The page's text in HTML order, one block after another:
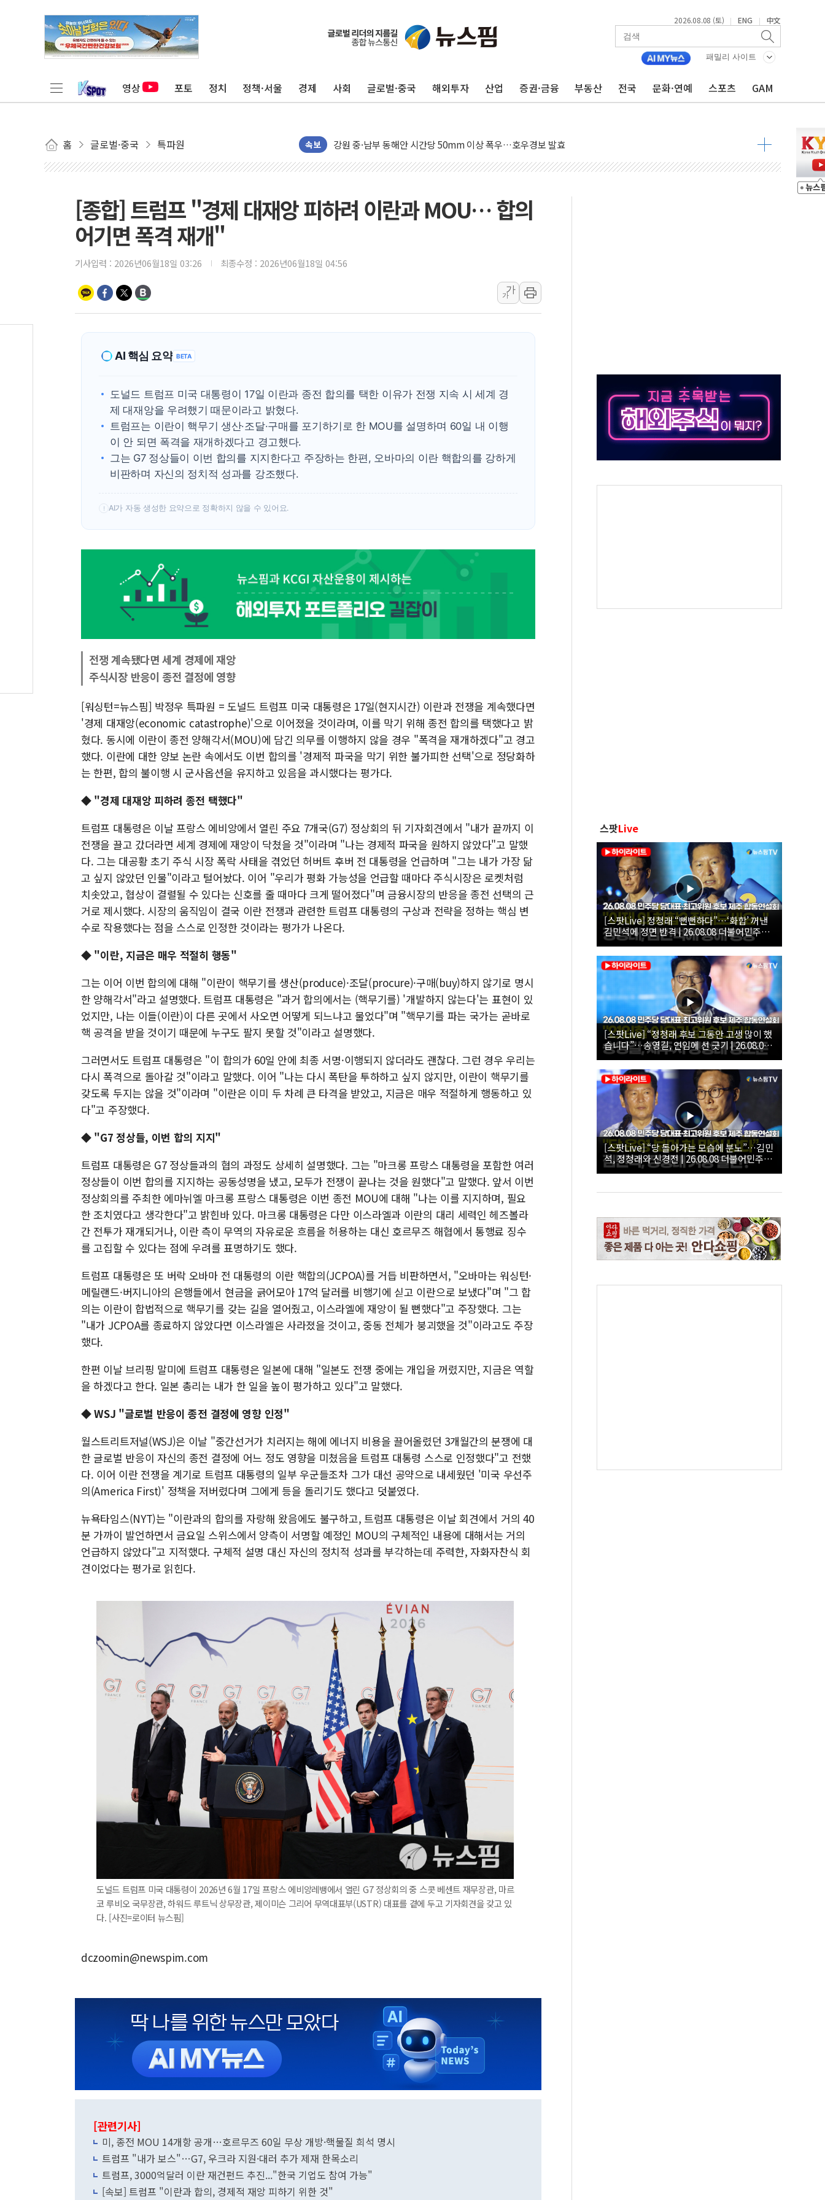
2026.08.08 (토) | ENG | 中文
패밀리 사이트
영상 포토 정치 정책·서울 경제 사회 글로벌·중국 해외투자 산업 증권·금융 부동산 전국 문화·연예 스포츠 GAM
홈 글로벌·중국 특파원 속보
동해중부 전 해상 풍랑주의보…10일까지 최대 3.5m 높은 물결
연일 폭염에 온열질환 사망 23명…정부, 비상대응기구 가동
인제 용대리 계곡서 수위 상승으로 피서객 7명 고립…전원 구조
동해시, 11~14일 '별똥별 멍' 운영…페르세우스 유성우 관측
청양 밭에서 일하던 90대 숨져…온열질환 여부 조사
폭염에 車 운전면허 기능시험 오전 집중 편성…체감온도 38도 넘으면 중단
'호우 특보' 경북 울진 시간당 20~30mm 강한 비...가뭄 해소될 듯
주말 무더위·열대야 지속…내륙 곳곳 소나기
한상협, 업계 개인정보 보안 새판 짠다…'자율규제단체' 타진
민주당, 오늘 제주·인천 경선 발표...김민석 '재역전' vs 정청래 '격차 확대'
[종합] 트럼프 "경제 대재앙 피하려 이란과 MOU… 합의
어기면 폭격 재개"
기사입력 : 2026년06월18일 03:26 최종수정 : 2026년06월18일 04:56
가
가
AI 핵심 요약 BETA
도널드 트럼프 미국 대통령이 17일 이란과 종전 합의를 택한 이유가 전쟁 지속 시 세계 경
제 대재앙을 우려했기 때문이라고 밝혔다.
트럼프는 이란이 핵무기 생산·조달·구매를 포기하기로 한 MOU를 설명하며 60일 내 이행
이 안 되면 폭격을 재개하겠다고 경고했다.
그는 G7 정상들이 이번 합의를 지지한다고 주장하는 한편, 오바마의 이란 핵합의를 강하게
비판하며 자신의 정치적 성과를 강조했다.
! AI가 자동 생성한 요약으로 정확하지 않을 수 있어요.
전쟁 계속됐다면 세계 경제에 재앙
주식시장 반응이 종전 결정에 영향
[워싱턴=뉴스핌] 박정우 특파원 = 도널드 트럼프 미국 대통령은 17일(현지시간) 이란과 전쟁을 계속했다면
'경제 대재앙(economic catastrophe)'으로 이어졌을 것이라며, 이를 막기 위해 종전 합의를 택했다고 밝
혔다. 동시에 이란이 종전 양해각서(MOU)에 담긴 의무를 이행하지 않을 경우 "폭격을 재개하겠다"고 경고
했다. 이란에 대한 양보 논란 속에서도 이번 합의를 '경제적 파국을 막기 위한 불가피한 선택'으로 정당화하
는 한편, 합의 불이행 시 군사옵션을 유지하고 있음을 과시했다는 평가다.
◆ "경제 대재앙 피하려 종전 택했다"
트럼프 대통령은 이날 프랑스 에비앙에서 열린 주요 7개국(G7) 정상회의 뒤 기자회견에서 "내가 끝까지 이
전쟁을 끌고 갔더라면 세계 경제에 재앙이 닥쳤을 것"이라며 "나는 경제적 파국을 원하지 않았다"고 말했
다. 그는 대공황 초기 주식 시장 폭락 사태을 겪었던 허버트 후버 전 대통령을 언급하며 "그는 내가 가장 닮
고 싶지 않았던 인물"이라고 털어놨다. 이어 "우리가 평화 가능성을 언급할 때마다 주식시장은 로켓처럼
치솟았고, 협상이 결렬될 수 있다는 신호를 줄 때마다 크게 떨어졌다"며 금융시장의 반응을 종전 선택의 근
거로 제시했다. 시장의 움직임이 결국 이란 전쟁과 관련한 트럼프 대통령의 구상과 전략을 정하는 핵심 변
수로 작용했다는 점을 스스로 인정한 것이라는 평가가 나온다.
◆ "이란, 지금은 매우 적절히 행동"
그는 이어 이번 합의에 대해 "이란이 핵무기를 생산(produce)·조달(procure)·구매(buy)하지 않기로 명시
한 양해각서"라고 설명했다. 트럼프 대통령은 "과거 합의에서는 (핵무기를) '개발하지 않는다'는 표현이 있
었지만, 나는 이들(이란)이 다른 곳에서 사오면 어떻게 되느냐고 물었다"며 "핵무기를 파는 국가는 곧바로
핵 공격을 받을 것이기 때문에 누구도 팔지 못할 것"이라고 설명했다.
그러면서도 트럼프 대통령은 "이 합의가 60일 안에 최종 서명·이행되지 않더라도 괜찮다. 그런 경우 우리는
다시 폭격으로 돌아갈 것"이라고 말했다. 이어 "나는 다시 폭탄을 투하하고 싶지 않지만, 이란이 핵무기를
갖도록 두지는 않을 것"이라며 "이란은 이미 두 차례 큰 타격을 받았고, 지금은 매우 적절하게 행동하고 있
다"고 주장했다.
◆ "G7 정상들, 이번 합의 지지"
트럼프 대통령은 G7 정상들과의 협의 과정도 상세히 설명했다. 그는 "마크롱 프랑스 대통령을 포함한 여러
정상들이 이번 합의를 지지하는 공동성명을 냈고, 모두가 전쟁이 끝나는 것을 원했다"고 말했다. 앞서 이번
정상회의를 주최한 에마뉘엘 마크롱 프랑스 대통령은 이번 종전 MOU에 대해 "나는 이를 지지하며, 필요
한 조치였다고 생각한다"고 밝힌바 있다. 마크롱 대통령은 다만 이스라엘과 이란의 대리 세력인 헤즈볼라
간 전투가 재개되거나, 이란 측이 무역의 자유로운 흐름을 허용하는 대신 호르무즈 해협에서 통행료 징수
를 고집할 수 있다는 점에 우려를 표명하기도 했다.
트럼프 대통령은 또 버락 오바마 전 대통령의 이란 핵합의(JCPOA)를 거듭 비판하면서, "오바마는 워싱턴·
메릴랜드·버지니아의 은행들에서 현금을 긁어모아 17억 달러를 비행기에 싣고 이란으로 보냈다"며 "그 합
의는 이란이 합법적으로 핵무기를 갖는 길을 열어줬고, 이스라엘에 재앙이 될 뻔했다"고 주장했다. 그는
"내가 JCPOA를 종료하지 않았다면 이스라엘은 사라졌을 것이고, 중동 전체가 붕괴했을 것"이라고도 주장
했다.
한편 이날 브리핑 말미에 트럼프 대통령은 일본에 대해 "일본도 전쟁 중에는 개입을 꺼렸지만, 지금은 역할
을 하겠다고 한다. 일본 총리는 내가 한 일을 높이 평가하고 있다"고 말했다.
◆ WSJ "글로벌 반응이 종전 결정에 영향 인정"
월스트리트저널(WSJ)은 이날 "중간선거가 치러지는 해에 에너지 비용을 끌어올렸던 3개월간의 분쟁에 대
한 글로벌 반응이 자신의 종전 결정에 어느 정도 영향을 미쳤음을 트럼프 대통령 스스로 인정했다"고 전했
다. 이어 이란 전쟁을 계기로 트럼프 대통령의 일부 우군들조차 그가 대선 공약으로 내세웠던 '미국 우선주
의(America First)' 정책을 저버렸다며 그에게 등을 돌리기도 했다고 덧붙였다.
뉴욕타임스(NYT)는 "이란과의 합의를 자랑해 왔음에도 불구하고, 트럼프 대통령은 이날 회견에서 거의 40
분 가까이 발언하면서 금요일 스위스에서 양측이 서명할 예정인 MOU의 구체적인 내용에 대해서는 거의
언급하지 않았다"고 지적했다. 구체적 설명 대신 자신의 정치적 성과를 부각하는데 주력한, 자화자찬식 회
견이었다는 평가로 읽힌다.
도널드 트럼프 미국 대통령이 2026년 6월 17일 프랑스 에비앙레뱅에서 열린 G7 정상회의 중 스콧 베센트 재무장관, 마르
코 루비오 국무장관, 하워드 루트닉 상무장관, 제이미슨 그리어 무역대표부(USTR) 대표를 곁에 두고 기자회견을 갖고 있
다. [사진=로이터 뉴스핌]
dczoomin@newspim.com
[관련기사]
미, 종전 MOU 14개항 공개…호르무즈 60일 무상 개방·핵물질 희석 명시
트럼프 "내가 보스"…G7, 우크라 지원·대러 추가 제재 한목소리
트럼프, 3000억달러 이란 재건펀드 추진..."한국 기업도 참여 가능"
[속보] 트럼프 "이란과 합의, 경제적 재앙 피하기 위한 것"
스팟Live
[스팟Live] 정청래 “뻔뻔하다”…‘화합’ 꺼낸
김민석에 정면 반격 | 26.08.08 더불어민주당
당대표·최고위원 후보 제주 합동연설회
[스팟Live] “정청래 후보 그동안 고생 많이 했
습니다”…송영길, 연임에 선 긋기 | 26.08.08
더불어민주당 당대표·최고위원 후보 제주 합
동연설회
[스팟Live] “당 돌아가는 모습에 분노”…김민
석, 정청래와 신경전 | 26.08.08 더불어민주당
당대표·최고위원 후보 제주 합동연설회